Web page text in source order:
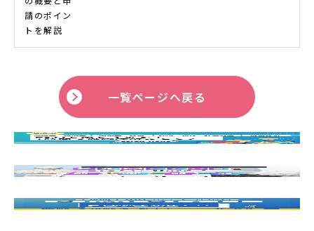
一覧ページへ戻る